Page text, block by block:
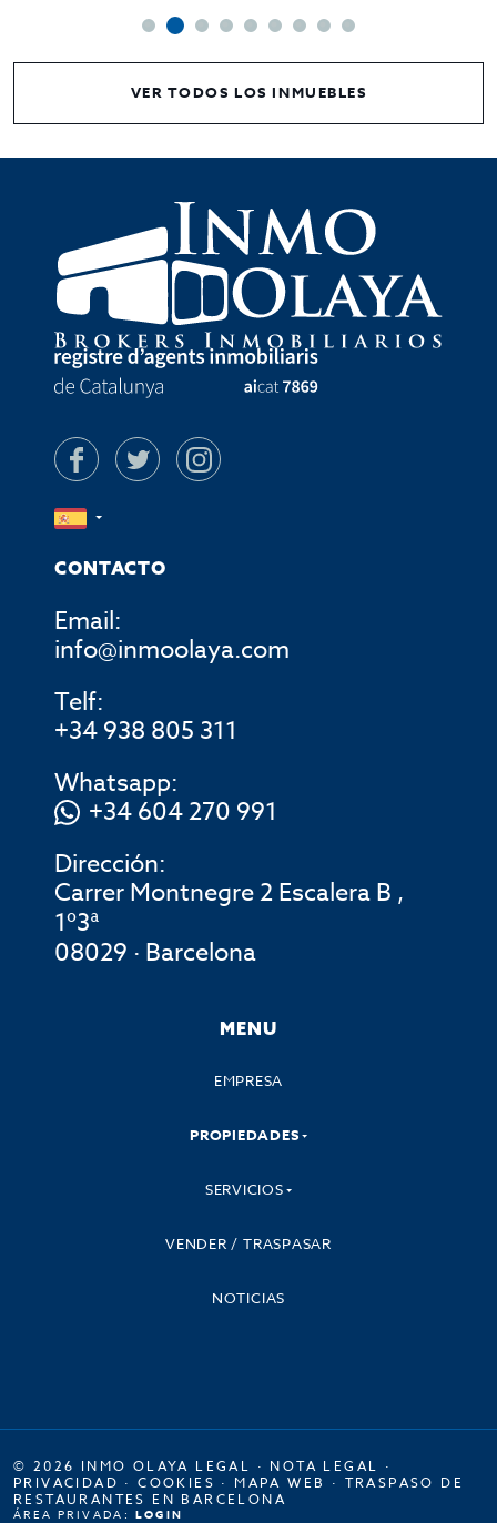
VER TODOS LOS INMUEBLES
CONTACTO
Email:
info@inmoolaya.com
Telf:
+34 938 805 311
Whatsapp:
+34 604 270 991
Dirección:
Carrer Montnegre 2 Escalera B ,
1º3ª
08029 · Barcelona
MENU
EMPRESA
PROPIEDADES
SERVICIOS
VENDER / TRASPASAR
NOTICIAS
© 2026 INMO OLAYA LEGAL · NOTA LEGAL ·
PRIVACIDAD ·COOKIES · MAPA WEB · TRASPASO DE
RESTAURANTES EN BARCELONA
ÁREA PRIVADA: LOGIN